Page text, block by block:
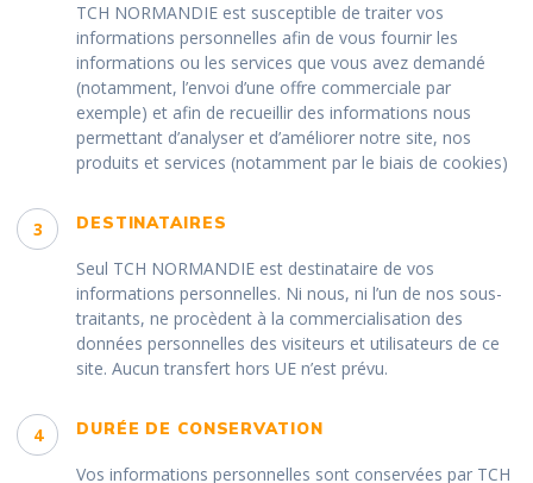
TCH NORMANDIE est susceptible de traiter vos
informations personnelles afin de vous fournir les
informations ou les services que vous avez demandé
(notamment, l’envoi d’une offre commerciale par
exemple) et afin de recueillir des informations nous
permettant d’analyser et d’améliorer notre site, nos
produits et services (notamment par le biais de cookies)
3 DESTINATAIRES
Seul TCH NORMANDIE est destinataire de vos
informations personnelles. Ni nous, ni l’un de nos sous-
traitants, ne procèdent à la commercialisation des
données personnelles des visiteurs et utilisateurs de ce
site. Aucun transfert hors UE n’est prévu.
4 DURÉE DE CONSERVATION
Vos informations personnelles sont conservées par TCH